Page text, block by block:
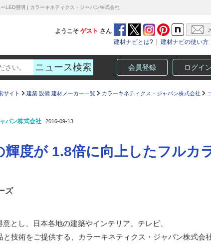
LED照明 | カラーキネティクス・ジャパン株式会社
ようこそ ゲスト さん
建材ナビとは?
建材ナビの使い方
会員登録 ログイン
サイト 建築 設備 建材メーカー一覧 カラーキネティクス・ジャパン株式会社
パン株式会社 2016-09-13
度が 1.8倍に向上したフルカ
ズ
とし、日本各地の建築やインテリア、テレビ、
技術をご提供する、カラーキネティクス・ジャパン株式会